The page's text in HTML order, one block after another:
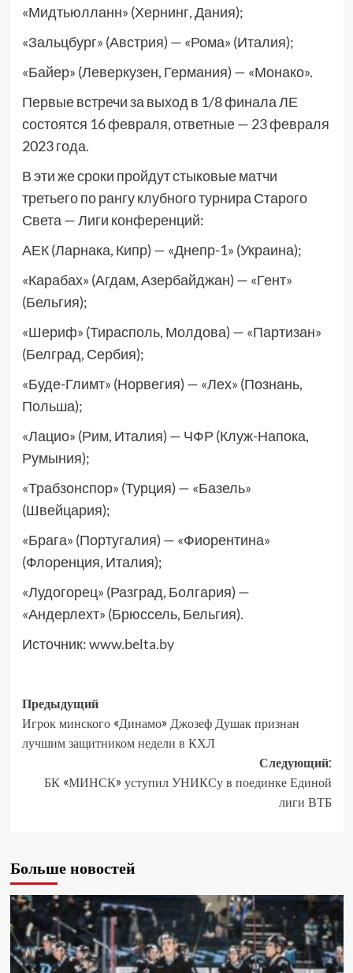
«Мидтьюлланн» (Хернинг, Дания);
«Зальцбург» (Австрия) — «Рома» (Италия);
«Байер» (Леверкузен, Германия) — «Монако».
Первые встречи за выход в 1/8 финала ЛЕ
состоятся 16 февраля, ответные — 23 февраля
2023 года.
В эти же сроки пройдут стыковые матчи
третьего по рангу клубного турнира Старого
Света — Лиги конференций:
АЕК (Ларнака, Кипр) — «Днепр-1» (Украина);
«Карабах» (Агдам, Азербайджан) — «Гент»
(Бельгия);
«Шериф» (Тирасполь, Молдова) — «Партизан»
(Белград, Сербия);
«Буде-Глимт» (Норвегия) — «Лех» (Познань,
Польша);
«Лацио» (Рим, Италия) — ЧФР (Клуж-Напока,
Румыния);
«Трабзонспор» (Турция) — «Базель»
(Швейцария);
«Брага» (Португалия) — «Фиорентина»
(Флоренция, Италия);
«Лудогорец» (Разград, Болгария) —
«Андерлехт» (Брюссель, Бельгия).
Источник:www.belta.by
Предыдущий
Игрок минского «Динамо» Джозеф Душак признан
лучшим защитником недели в КХЛ
Следующий:
БК «МИНСК» уступил УНИКСу в поединке Единой
лиги ВТБ
Больше новостей